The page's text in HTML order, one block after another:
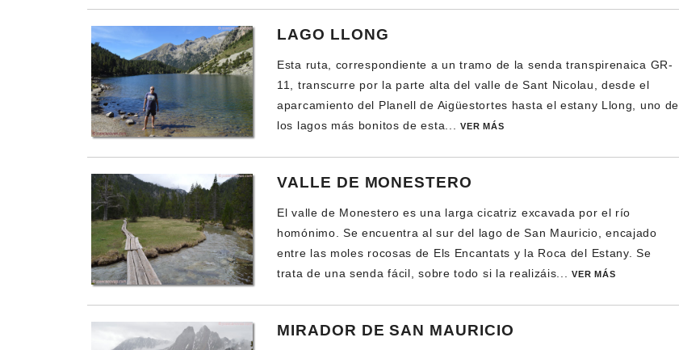
LAGO LLONG
Esta ruta, correspondiente a un tramo de la senda transpirenaica GR-
11, transcurre por la parte alta del valle de Sant Nicolau, desde el
aparcamiento del Planell de Aigüestortes hasta el estany Llong, uno de
los lagos más bonitos de esta...VER MÁS
VALLE DE MONESTERO
El valle de Monestero es una larga cicatriz excavada por el río
homónimo. Se encuentra al sur del lago de San Mauricio, encajado
entre las moles rocosas de Els Encantats y la Roca del Estany. Se
trata de una senda fácil, sobre todo si la realizáis...VER MÁS
MIRADOR DE SAN MAURICIO